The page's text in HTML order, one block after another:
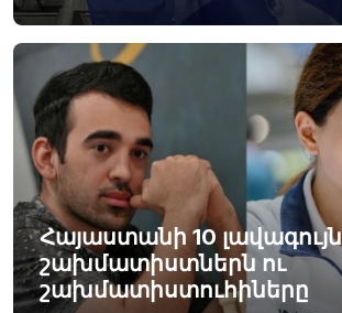
Հայաստանի 10 լավագույն
շախմատիստներն ու
շախմատիստուհիները